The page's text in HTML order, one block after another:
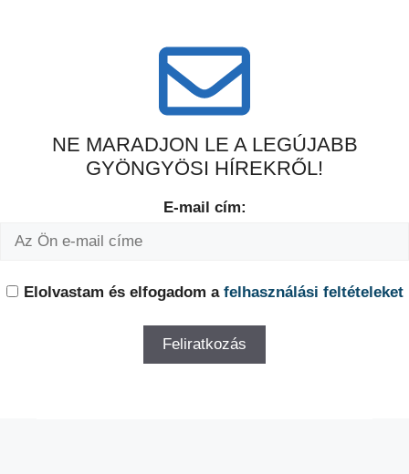
NE MARADJON LE A LEGÚJABB
GYÖNGYÖSI HÍREKRŐL!
E-mail cím:
Elolvastam és elfogadom a felhasználási feltételeket